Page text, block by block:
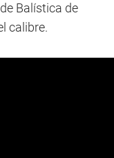
Balística de
calibre.